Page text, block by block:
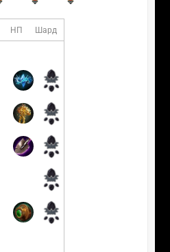
НП Шард